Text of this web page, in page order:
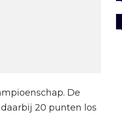
De
20 punten los